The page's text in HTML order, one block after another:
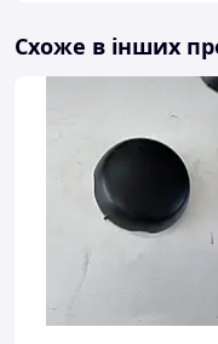
Схоже в інших